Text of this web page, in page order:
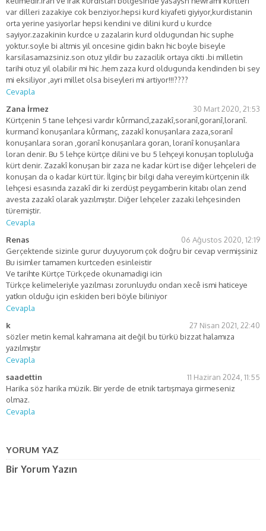
var dilleri zazakiye cok benziyor.hepsi kurd kiyafeti giyiyor,kurdistanin
orta yerine yasiyorlar hepsi kendini ve dilini kurd u kurdce
sayiyor.zazakinin kurdce u zazalarin kurd oldugundan hic suphe
yoktur.soyle bi altmis yil oncesine gidin bakn hic boyle biseyle
karsilasamazsiniz.son otuz yildir bu zazacilik ortaya cikti .bi milletin
tarihi otuz yil olabilir mi hic .hem zaza kurd oldugunda kendinden bi sey
mi eksiliyor ,ayri millet olsa biseyleri mi artiyor!!!????
Cevapla
Zana İrmez
30 Mart 2020, 21:53
Kürtçenin 5 tane lehçesi vardır kûrmancî,zazakî,soranî,goranî,loranî.
kurmancî konuşanlara kûrmanç, zazakî konuşanlara zaza,soranî
konuşanlara soran ,goranî konuşanlara goran, loranî konuşanlara
loran denir. Bu 5 lehçe kürtçe dilini ve bu 5 lehçeyi konuşan topluluğa
kürt denir. Zazakî konuşan bir zaza ne kadar kürt ise diğer lehçeleri de
konuşan da o kadar kürt tür. İlginç bir bilgi daha vereyim kürtçenin ilk
lehçesi esasında zazakî dir ki zerdüşt peygamberin kitabı olan zend
avesta zazakî olarak yazılmıştır. Diğer lehçeler zazaki lehçesinden
türemiştir.
Cevapla
Renas
06 Ağustos 2020, 12:19
Gerçektende sizinle gurur duyuyorum çok doğru bir cevap vermişsiniz
Bu isimler tamamen kurtceden esinleistir
Ve tarihte Kürtçe Türkçede okunamadigi icin
Türkçe kelimeleriyle yazılması zorunluydu ondan xecê ismi haticeye
yatkın olduğu için eskiden beri böyle biliniyor
Cevapla
k
27 Nisan 2021, 22:40
sözler metin kemal kahramana ait değil bu türkü bizzat halamıza
yazılmıştır
Cevapla
saadettin
11 Haziran 2024, 11:55
Harika söz harika müzik. Bir yerde de etnik tartışmaya girmeseniz
olmaz.
Cevapla
YORUM YAZ
Bir Yorum Yazın